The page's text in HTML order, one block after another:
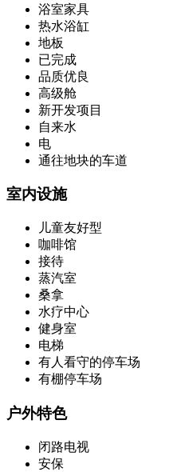
浴室家具
热水浴缸
地板
已完成
品质优良
高级舱
新开发项目
自来水
电
通往地块的车道
室内设施
儿童友好型
咖啡馆
接待
蒸汽室
桑拿
水疗中心
健身室
电梯
有人看守的停车场
有棚停车场
户外特色
闭路电视
安保